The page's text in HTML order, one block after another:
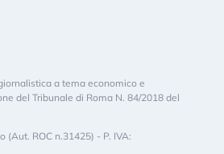
a tema economico e
del Tribunale di Roma N. 84/2018 del
(Aut. ROC n.31425) - P. IVA: